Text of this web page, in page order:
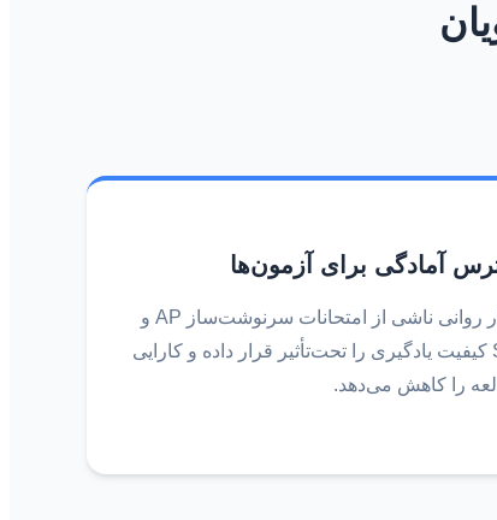
آمادگی برای آزمون‌ها
فشار روانی ناشی از امتحانات سرنوشت‌ساز AP و
SAT کیفیت یادگیری را تحت‌تأثیر قرار داده و کارایی
را کاهش می‌دهد.